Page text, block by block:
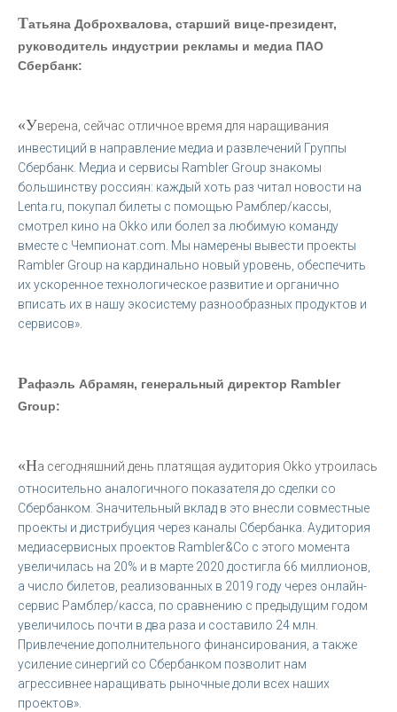
Татьяна Доброхвалова, старший вице-президент,
руководитель индустрии рекламы и медиа ПАО
Сбербанк:
«Уверена, сейчас отличное время для наращивания
инвестиций в направление медиа и развлечений Группы
Сбербанк. Медиа и сервисы Rambler Group знакомы
большинству россиян: каждый хоть раз читал новости на
Lenta.ru, покупал билеты с помощью Рамблер/кассы,
смотрел кино на Okko или болел за любимую команду
вместе с Чемпионат.com. Мы намерены вывести проекты
Rambler Group на кардинально новый уровень, обеспечить
их ускоренное технологическое развитие и органично
вписать их в нашу экосистему разнообразных продуктов и
сервисов».
Рафаэль Абрамян, генеральный директор Rambler
Group:
«На сегодняшний день платящая аудитория Okko утроилась
относительно аналогичного показателя до сделки со
Сбербанком. Значительный вклад в это внесли совместные
проекты и дистрибуция через каналы Сбербанка. Аудитория
медиасервисных проектов Rambler&Co с этого момента
увеличилась на 20% и в марте 2020 достигла 66 миллионов,
а число билетов, реализованных в 2019 году через онлайн-
сервис Рамблер/касса, по сравнению с предыдущим годом
увеличилось почти в два раза и составило 24 млн.
Привлечение дополнительного финансирования, а также
усиление синергий со Сбербанком позволит нам
агрессивнее наращивать рыночные доли всех наших
проектов».